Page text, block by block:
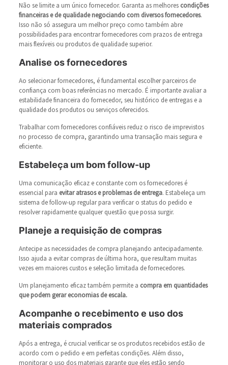
Não se limite a um único fornecedor. Garanta as melhores condições
financeiras e de qualidade negociando com diversos fornecedores.
Isso não só assegura um melhor preço como também abre
possibilidades para encontrar fornecedores com prazos de entrega
mais flexíveis ou produtos de qualidade superior.
Analise os fornecedores
Ao selecionar fornecedores, é fundamental escolher parceiros de
confiança com boas referências no mercado. É importante avaliar a
estabilidade financeira do fornecedor, seu histórico de entregas e a
qualidade dos produtos ou serviços oferecidos.
Trabalhar com fornecedores confiáveis reduz o risco de imprevistos
no processo de compra, garantindo uma transação mais segura e
eficiente.
Estabeleça um bom follow-up
Uma comunicação eficaz e constante com os fornecedores é
essencial para evitar atrasos e problemas de entrega. Estabeleça um
sistema de follow-up regular para verificar o status do pedido e
resolver rapidamente qualquer questão que possa surgir.
Planeje a requisição de compras
Antecipe as necessidades de compra planejando antecipadamente.
Isso ajuda a evitar compras de última hora, que resultam muitas
vezes em maiores custos e seleção limitada de fornecedores.
Um planejamento eficaz também permite a compra em quantidades
que podem gerar economias de escala.
Acompanhe o recebimento e uso dos
materiais comprados
Após a entrega, é crucial verificar se os produtos recebidos estão de
acordo com o pedido e em perfeitas condições. Além disso,
monitorar o uso dos materiais garante que eles estão sendo